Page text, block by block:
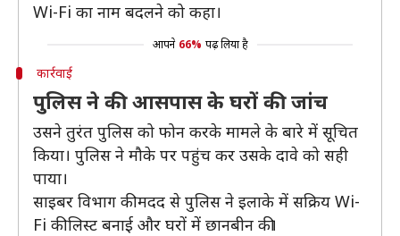
Wi-Fi का नाम बदलने को कहा।
आपने 66% पढ़ लिया है
कार्रवाई
पुलिस ने की आसपास के घरों की जांच
उसने तुरंत पुलिस को फोन करके मामले के बारे में सूचित
किया। पुलिस ने मौके पर पहुंच कर उसके दावे को सही
पाया।
साइबर विभाग की मदद से पुलिस ने इलाके में सक्रिय Wi-
Fi की लिस्ट बनाई और घरों में छानबीन की।